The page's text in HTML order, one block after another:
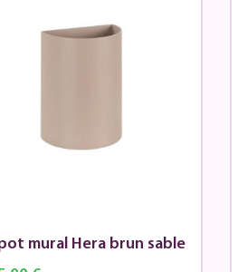
mural Hera brun sable